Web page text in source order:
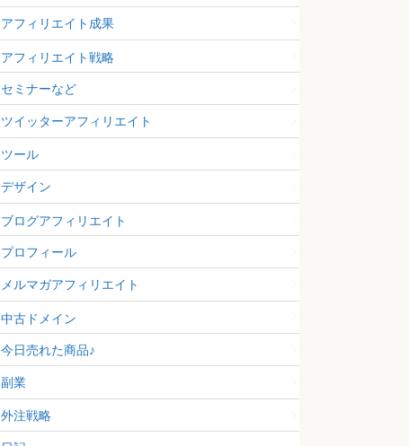
アフィリエイト成果
アフィリエイト戦略
セミナーなど
ツイッターアフィリエイト
ツール
デザイン
ブログアフィリエイト
プロフィール
メルマガアフィリエイト
中古ドメイン
今日売れた商品♪
副業
外注戦略